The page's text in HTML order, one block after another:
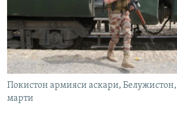
Покистон армияси аскари, Белужистон,
марти